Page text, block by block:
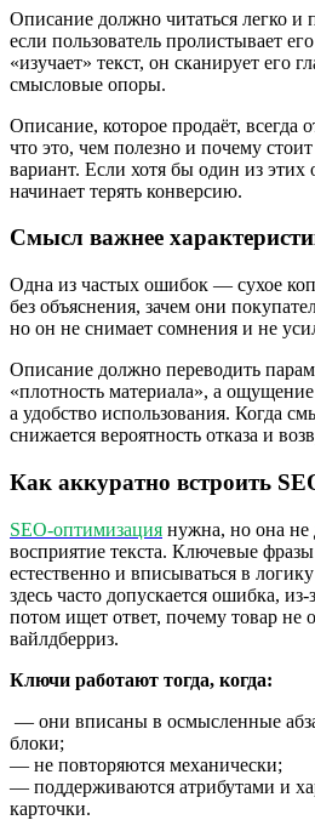
Описание должно читаться легко и
если пользователь пролистывает
«изучает» текст, он сканирует его
смысловые опоры.
Описание, которое продаёт, всегда
что это, чем полезно и почему
вариант. Если хотя бы один из этих
начинает терять конверсию.
Смысл важнее
Одна из частых ошибок — сухое
без объяснения, зачем они
но он не снимает сомнения и не
Описание должно переводить
«плотность материала», а
а удобство использования. Когда
снижается вероятность отказа и
Как аккуратно встроить
SEO-оптимизация нужна, но она не
восприятие текста. Ключевые
естественно и вписываться в
здесь часто допускается ошибка,
потом ищет ответ, почему товар не
вайлдберриз.
Ключи работают тогда, когда:
— они вписаны в осмысленные
блоки;
— не повторяются механически;
— поддерживаются атрибутами и
карточки.